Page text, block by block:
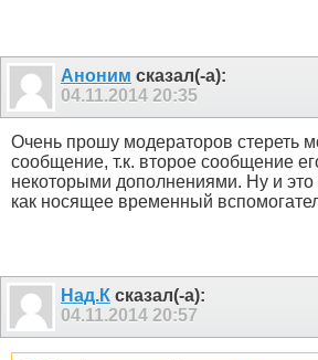
Аноним сказал(-а):
04.11.2014 20:35
Очень прошу модераторов стереть
сообщение, т.к. второе сообщение
некоторыми дополнениями. Ну и
как носящее временный
Над.К сказал(-а):
04.11.2014 20:57